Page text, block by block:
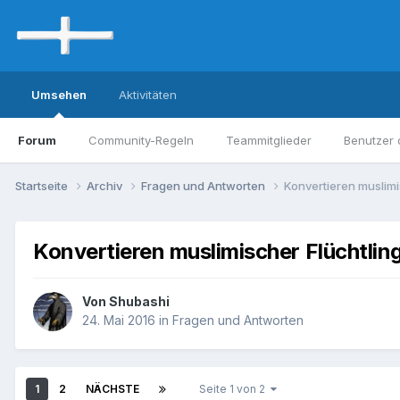
Umsehen
Forum Community-Regeln Teammitglieder Benutzer
Aktivitäten
Startseite Archiv Fragen und Antworten Konvertieren
Konvertieren muslimischer
Von Shubashi
24. Mai 2016 in Fragen und Antworten
1 2 NÄCHSTE Seite 1 von 2